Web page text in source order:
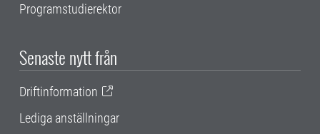
Programstudierektor
Senaste nytt från
Driftinformation
Lediga anställningar